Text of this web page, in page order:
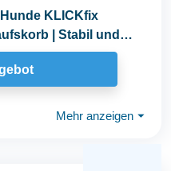
KLICKfix
| Stabil und
Mehr anzeigen ⏷